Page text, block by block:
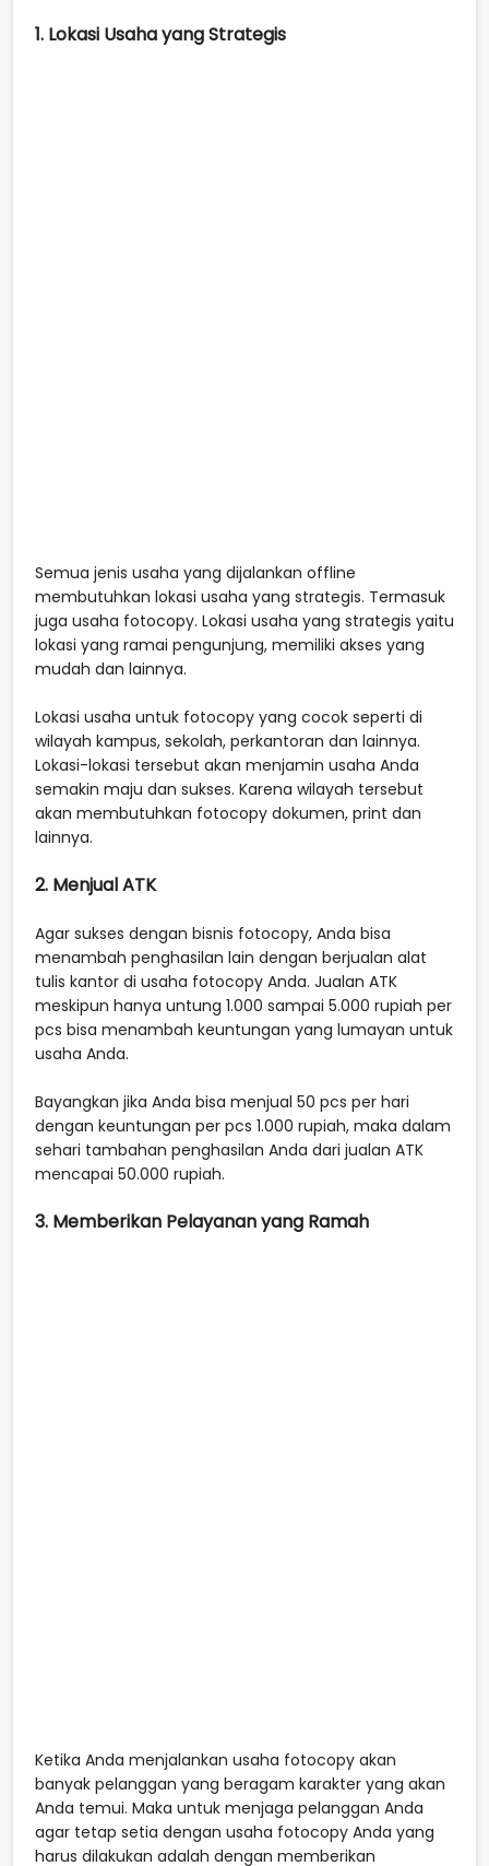
1. Lokasi Usaha yang Strategis
Semua jenis usaha yang dijalankan offline
membutuhkan lokasi usaha yang strategis. Termasuk
juga usaha fotocopy. Lokasi usaha yang strategis yaitu
lokasi yang ramai pengunjung, memiliki akses yang
mudah dan lainnya.
Lokasi usaha untuk fotocopy yang cocok seperti di
wilayah kampus, sekolah, perkantoran dan lainnya.
Lokasi-lokasi tersebut akan menjamin usaha Anda
semakin maju dan sukses. Karena wilayah tersebut
akan membutuhkan fotocopy dokumen, print dan
lainnya.
2. Menjual ATK
Agar sukses dengan bisnis fotocopy, Anda bisa
menambah penghasilan lain dengan berjualan alat
tulis kantor di usaha fotocopy Anda. Jualan ATK
meskipun hanya untung 1.000 sampai 5.000 rupiah per
pcs bisa menambah keuntungan yang lumayan untuk
usaha Anda.
Bayangkan jika Anda bisa menjual 50 pcs per hari
dengan keuntungan per pcs 1.000 rupiah, maka dalam
sehari tambahan penghasilan Anda dari jualan ATK
mencapai 50.000 rupiah.
3. Memberikan Pelayanan yang Ramah
Ketika Anda menjalankan usaha fotocopy akan
banyak pelanggan yang beragam karakter yang akan
Anda temui. Maka untuk menjaga pelanggan Anda
agar tetap setia dengan usaha fotocopy Anda yang
harus dilakukan adalah dengan memberikan